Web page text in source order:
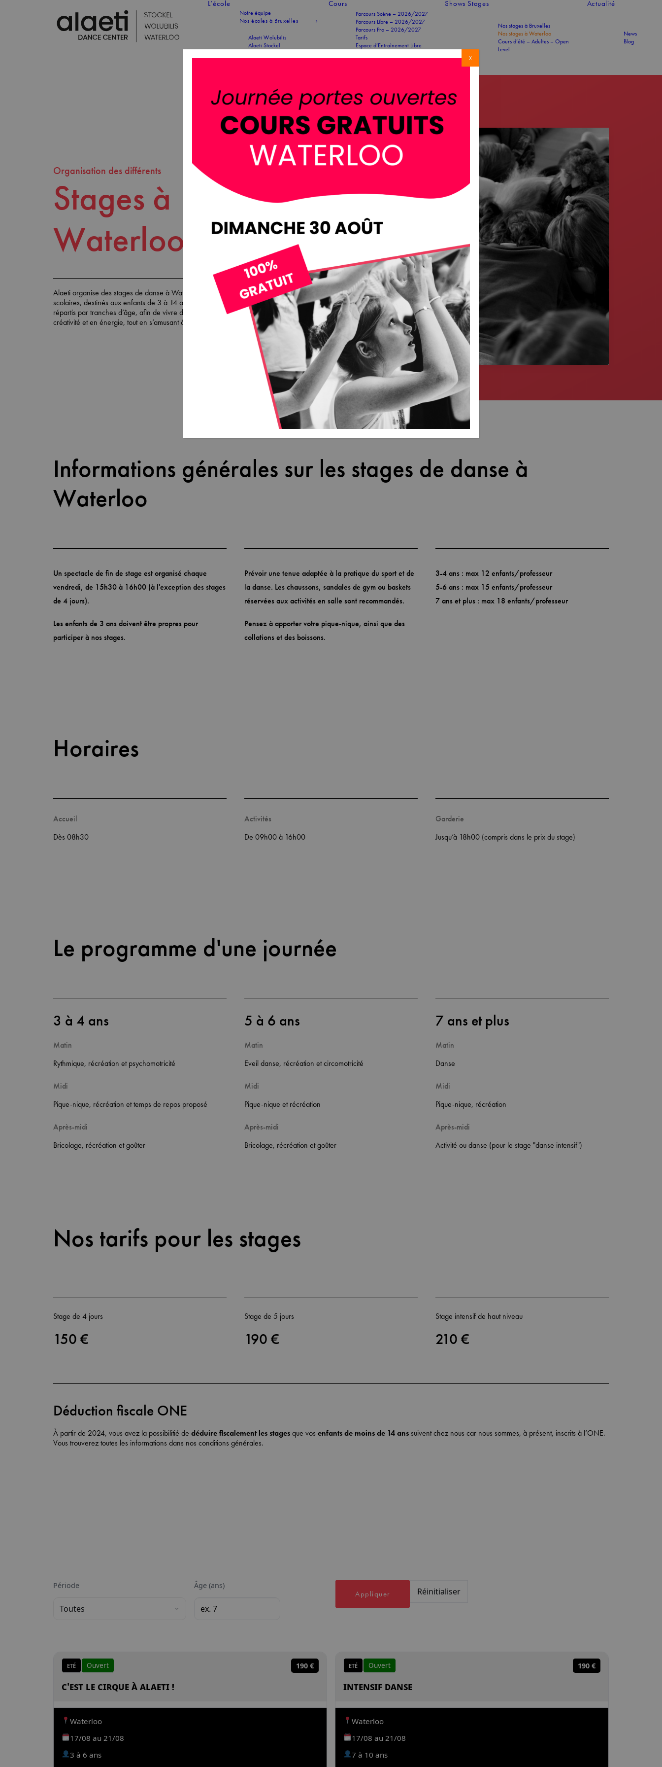
L’école
Notre équipe
Nos écoles à Bruxelles
Alaeti Wolubilis
Alaeti Stockel
Cours
Parcours Scène – 2026/2027
Parcours Libre – 2026/2027
Parcours Pro – 2026/2027
Tarifs
Espace d’Entraînement Libre
Shows Stages
Nos stages à Bruxelles
Nos stages à Waterloo
Cours d’été – Adultes – Open
Level
Actualité
News
Blog
Organisation des différents
Stages à
Waterloo
Alaeti organise des stages de danse à Waterloo
pendant les congés
scolaires, destinés aux enfants de 3 à 14 ans. Les participants sont
répartis par tranches d’âge, afin de vivre des vacances riches en
créativité et en énergie, tout en s’amusant à travers le mouvement.
Informations générales sur les stages de danse à
Waterloo
Un spectacle de fin de stage est organisé chaque
vendredi, de 15h30 à 16h00 (à l'exception des stages
de 4 jours).
Les enfants de 3 ans doivent être propres pour
participer à nos stages.
Prévoir une tenue adaptée à la pratique du sport et de
la danse. Les chaussons, sandales de gym ou baskets
réservées aux activités en salle sont recommandés.
Pensez à apporter votre pique-nique, ainsi que des
collations et des boissons.
3-4 ans : max 12 enfants/professeur
5-6 ans : max 15 enfants/professeur
7 ans et plus : max 18 enfants/professeur
Horaires
Accueil
Dès 08h30
Activités
De 09h00 à 16h00
Garderie
Jusqu’à 18h00 (compris dans le prix du stage)
Le programme d'une journée
3 à 4 ans
Matin
Rythmique, récréation et psychomotricité
Midi
Pique-nique, récréation et temps de repos proposé
Après-midi
Bricolage, récréation et goûter
5 à 6 ans
Matin
Eveil danse, récréation et circomotricité
Midi
Pique-nique et récréation
Après-midi
Bricolage, récréation et goûter
7 ans et plus
Matin
Danse
Midi
Pique-nique, récréation
Après-midi
Activité ou danse (pour le stage "danse intensif")
Nos tarifs pour les stages
Stage de 4 jours
150 €
Stage de 5 jours
190 €
Stage intensif de haut niveau
210 €
Déduction fiscale ONE
À partir de 2024, vous avez la possibilitié de déduire fiscalement les stagesque vos enfants de moins de 14 anssuivent chez nous car nous sommes, à présent, inscrits à l’ONE.
Vous trouverez toutes les informations dans nos conditions générales.
Période Âge (ans)
Appliquer Réinitialiser
Eté Ouvert 190 €
C'est le cirque à Alaeti !
Waterloo
17/08 au 21/08
3 à 6 ans
Eté Ouvert 190 €
Intensif Danse
Waterloo
17/08 au 21/08
7 à 10 ans
X